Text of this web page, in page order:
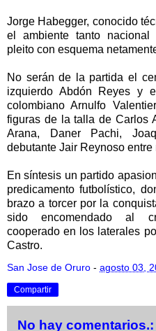
Jorge Habegger, conocido
el ambiente tanto nacional
pleito con esquema
No serán de la partida el
izquierdo Abdón Reyes y
colombiano Arnulfo
figuras de la talla de Carlos
Arana, Daner Pachi,
debutante Jair Reynoso entre
En síntesis un partido
predicamento futbolístico,
brazo a torcer por la
sido encomendado al
cooperado en los laterales
Castro.
San Jose de Oruro - agosto 03,
Compartir
No hay comentarios.: